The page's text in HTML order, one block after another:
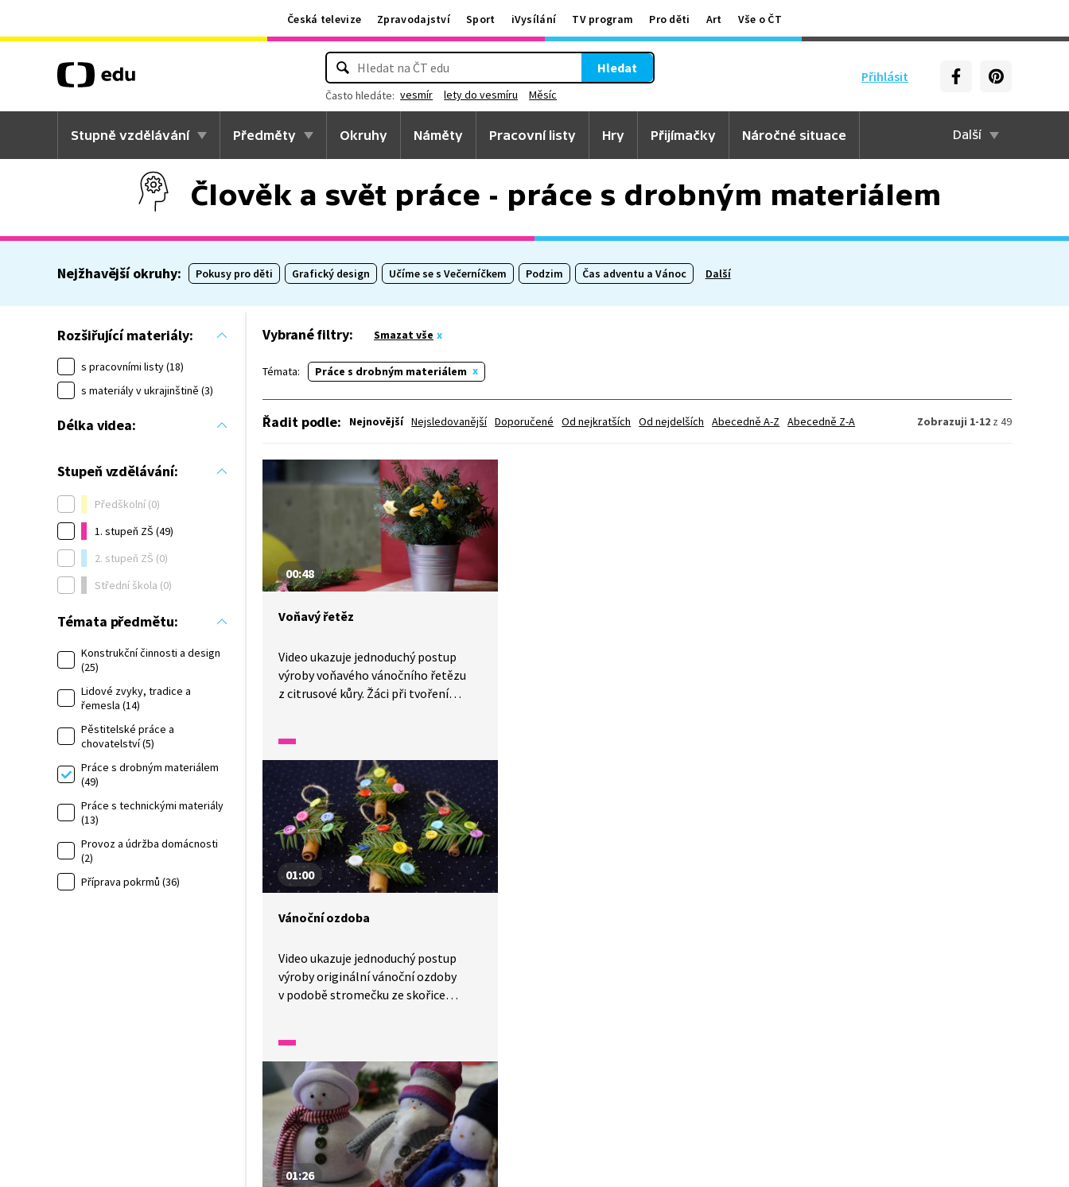
Česká televize Zpravodajství Sport iVysílání TV program Pro děti Art Vše o ČT
Přihlásit
Hledat
Často hledáte: vesmír lety do vesmíru Měsíc
Stupně vzdělávání Předměty Okruhy Náměty Pracovní listy Hry Přijímačky Náročné situace Další
Člověk a svět práce - práce s drobným materiálem
Nejžhavější okruhy: Pokusy pro děti Grafický design Učíme se s Večerníčkem Podzim Čas adventu a Vánoc Další
Rozšiřující materiály:
s pracovními listy (18)
s materiály v ukrajinštině (3)
Délka videa:
Stupeň vzdělávání:
Předškolní (0)
1. stupeň ZŠ (49)
2. stupeň ZŠ (0)
Střední škola (0)
Témata předmětu:
Konstrukční činnosti a design
(25)
Lidové zvyky, tradice a
řemesla (14)
Pěstitelské práce a
chovatelství (5)
Práce s drobným materiálem
(49)
Práce s technickými materiály
(13)
Provoz a údržba domácnosti
(2)
Příprava pokrmů (36)
Vybrané filtry: Smazat vše
Témata: Práce s drobným materiálem
Řadit podle: Nejnovější Nejsledovanější Doporučené Od nejkratších Od nejdelších Abecedně A-Z Abecedně Z-A Zobrazuji 1-12 z 49
00:48
Voňavý řetěz
Video ukazuje jednoduchý postup
výroby voňavého vánočního řetězu
z citrusové kůry. Žáci při tvoření
a kreativitu. Aktivitu lze využít
při vánočním tvoření, v pracovních
činnostech nebo při tématech
zaměřených na smyslové vnímání
a využití přírodních materiálů.
01:00
Vánoční ozdoba
Video ukazuje jednoduchý postup
výroby originální vánoční ozdoby
v podobě stromečku ze skořice
s přírodninami, rozvíjejí kreativitu,
jemnou motoriku a cit pro estetické
zpracování. Aktivitu lze využít
při vánočním tvoření, v pracovních
činnostech nebo při tématech
zaměřených na využití přírodních
materiálů.
01:26